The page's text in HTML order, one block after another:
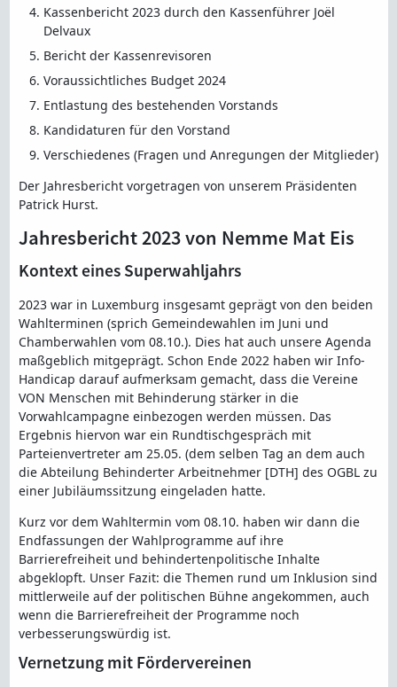
Kassenbericht 2023 durch den Kassenführer Joël
Delvaux
Bericht der Kassenrevisoren
Voraussichtliches Budget 2024
Entlastung des bestehenden Vorstands
Kandidaturen für den Vorstand
Verschiedenes (Fragen und Anregungen der Mitglieder)
Der Jahresbericht vorgetragen von unserem Präsidenten
Patrick Hurst.
Jahresbericht 2023 von Nemme Mat Eis
Kontext eines Superwahljahrs
2023 war in Luxemburg insgesamt geprägt von den beiden
Wahlterminen (sprich Gemeindewahlen im Juni und
Chamberwahlen vom 08.10.). Dies hat auch unsere Agenda
maßgeblich mitgeprägt. Schon Ende 2022 haben wir Info-
Handicap darauf aufmerksam gemacht, dass die Vereine
VON Menschen mit Behinderung stärker in die
Vorwahlcampagne einbezogen werden müssen. Das
Ergebnis hiervon war ein Rundtischgespräch mit
Parteienvertreter am 25.05. (dem selben Tag an dem auch
die Abteilung Behinderter Arbeitnehmer [DTH] des OGBL zu
einer Jubiläumssitzung eingeladen hatte.
Kurz vor dem Wahltermin vom 08.10. haben wir dann die
Endfassungen der Wahlprogramme auf ihre
Barrierefreiheit und behindertenpolitische Inhalte
abgeklopft. Unser Fazit: die Themen rund um Inklusion sind
mittlerweile auf der politischen Bühne angekommen, auch
wenn die Barrierefreiheit der Programme noch
verbesserungswürdig ist.
Vernetzung mit Fördervereinen